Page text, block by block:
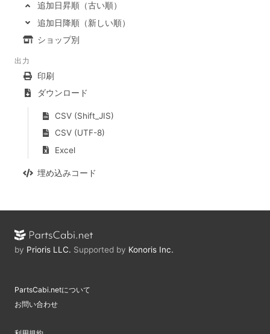
追加日昇順（古い順）
追加日降順（新しい順）
ショップ別
出力
印刷
ダウンロード
CSV (Shift_JIS)
CSV (UTF-8)
Excel
埋め込みコード
by Prioris LLC. Supported by Konoris Inc.
PartsCabi.netについて
お問い合わせ